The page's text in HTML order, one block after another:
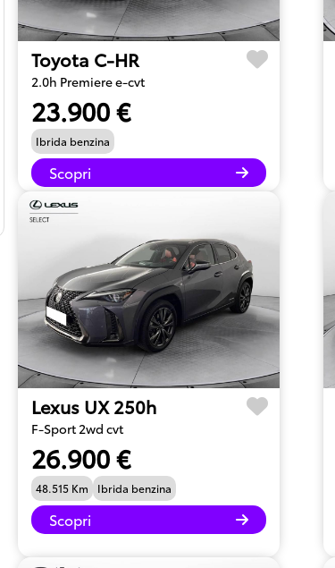
Toyota C-HR
2.0h Premiere e-cvt
23.900 €
Ibrida benzina
Scopri
Lexus UX 250h
F-Sport 2wd cvt
26.900 €
48.515 Km Ibrida benzina
Scopri